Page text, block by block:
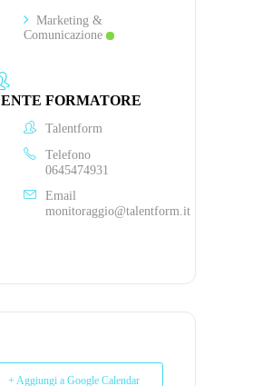
Marketing &
Comunicazione
ENTE FORMATORE
Talentform
Telefono
0645474931
Email
monitoraggio@talentform.it
+ Aggiungi a Google Calendar